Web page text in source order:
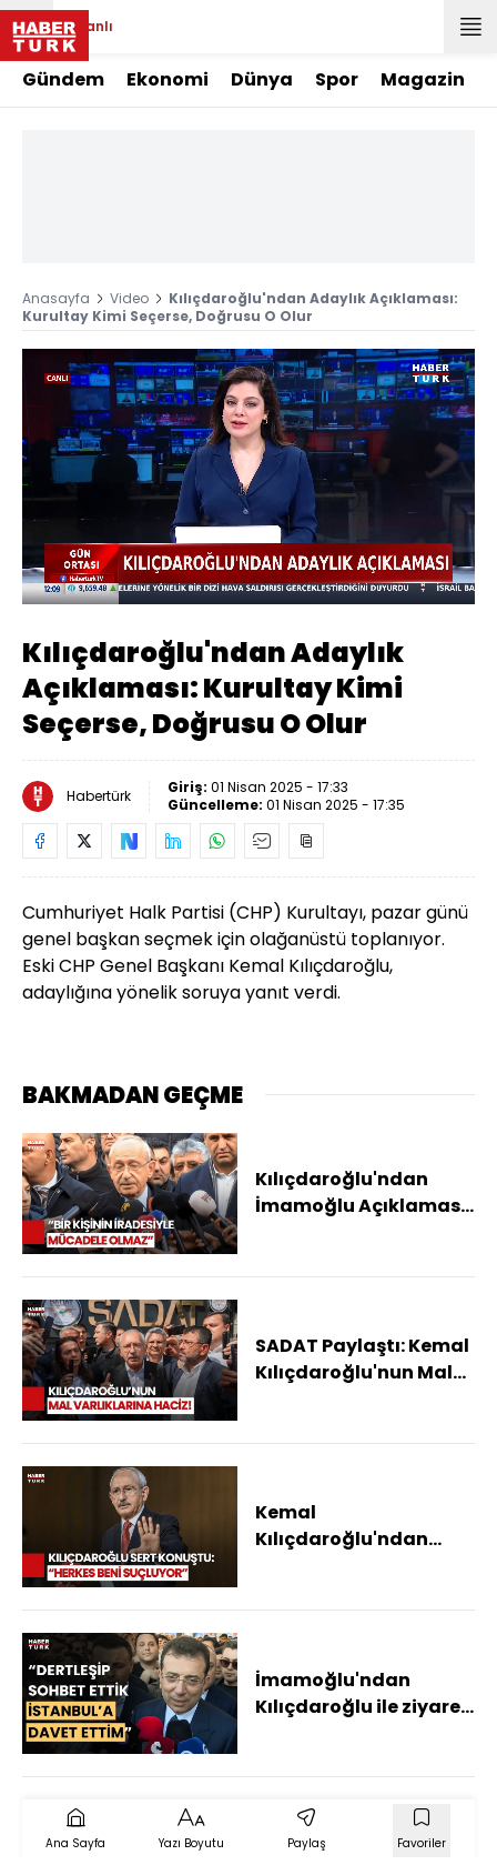
Canlı
Gündem Ekonomi Dünya Spor Magazin
Anasayfa Video
Kılıçdaroğlu'ndan Adaylık Açıklaması:
Kurultay Kimi Seçerse, Doğrusu O Olur
Sesi
Aç
Yüklendi:
37.00%
Oynatma
Hızı
Kılıçdaroğlu'ndan Adaylık
Açıklaması: Kurultay Kimi
Seçerse, Doğrusu O Olur
Habertürk Giriş: 01 Nisan 2025 - 17:33
Güncelleme: 01 Nisan 2025 - 17:35
Cumhuriyet Halk Partisi (CHP) Kurultayı, pazar günü
genel başkan seçmek için olağanüstü toplanıyor.
Eski CHP Genel Başkanı Kemal Kılıçdaroğlu,
adaylığına yönelik soruya yanıt verdi.
BAKMADAN GEÇME
Kılıçdaroğlu'ndan
İmamoğlu Açıklaması:
Göre Hareket Ederiz
SADAT Paylaştı: Kemal
Kılıçdaroğlu'nun Mal
Kemal
Kılıçdaroğlu'ndan
Normalleşti
İmamoğlu'ndan
Kılıçdaroğlu ile ziyaret
Ana Sayfa Yazı Boyutu Paylaş Favoriler